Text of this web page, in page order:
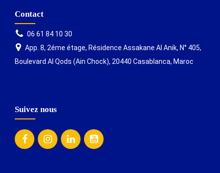
Contact
06 61 84 10 30
App. 8, 2éme étage, Résidence Assakane Al Anik, N° 405,
Boulevard Al Qods (Ain Chock), 20440 Casablanca, Maroc
Suivez nous